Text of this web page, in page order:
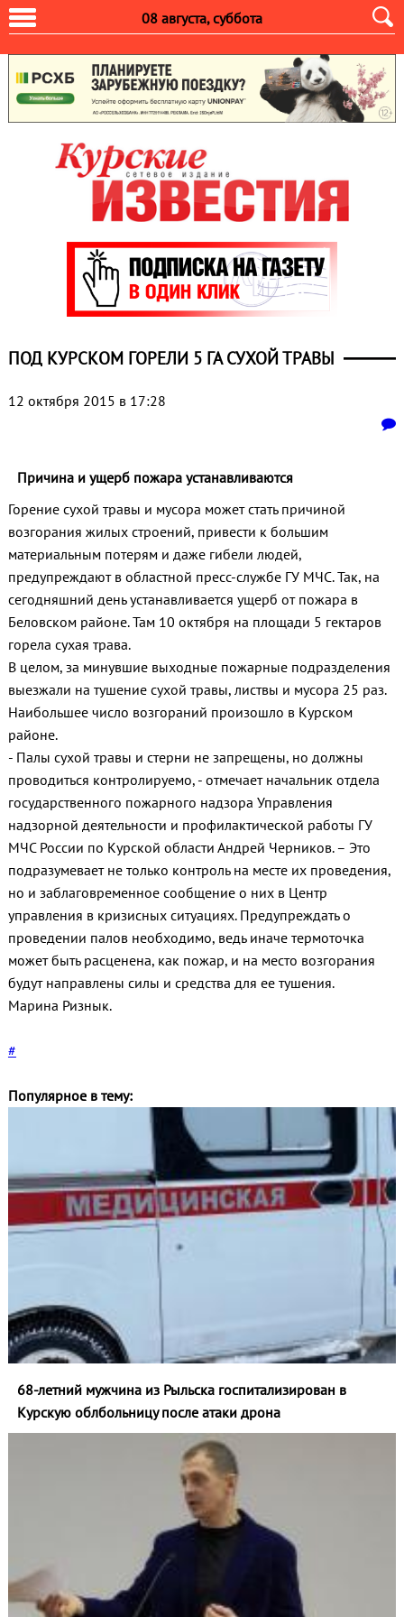
08 августа, суббота
ПОД КУРСКОМ ГОРЕЛИ 5 ГА СУХОЙ ТРАВЫ
12 октября 2015 в 17:28
Причина и ущерб пожара устанавливаются
Горение сухой травы и мусора может стать причиной
возгорания жилых строений, привести к большим
материальным потерям и даже гибели людей,
предупреждают в областной пресс-службе ГУ МЧС. Так, на
сегодняшний день устанавливается ущерб от пожара в
Беловском районе. Там 10 октября на площади 5 гектаров
горела сухая трава.
В целом, за минувшие выходные пожарные подразделения
выезжали на тушение сухой травы, листвы и мусора 25 раз.
Наибольшее число возгораний произошло в Курском
районе.
- Палы сухой травы и стерни не запрещены, но должны
проводиться контролируемо, - отмечает начальник отдела
государственного пожарного надзора Управления
надзорной деятельности и профилактической работы ГУ
МЧС России по Курской области Андрей Черников. – Это
подразумевает не только контроль на месте их проведения,
но и заблаговременное сообщение о них в Центр
управления в кризисных ситуациях. Предупреждать о
проведении палов необходимо, ведь иначе термоточка
может быть расценена, как пожар, и на место возгорания
будут направлены силы и средства для ее тушения.
Марина Ризнык.
#
Популярное в тему:
68-летний мужчина из Рыльска госпитализирован в
Курскую облбольницу после атаки дрона